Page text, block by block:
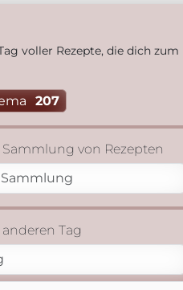
voller Rezepte, die dich zum
207
von Rezepten
Tag